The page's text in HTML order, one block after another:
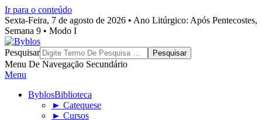
Ir para o conteúdo
Sexta-Feira, 7 de agosto de 2026 • Ano Litúrgico: Após Pentecostes,
Semana 9 • Modo I
Byblos
Pesquisar
Menu De Navegação Secundário
Menu
ByblosBiblioteca
► Catequese
► Cursos